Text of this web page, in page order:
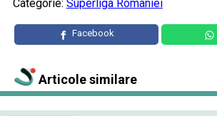
Categorie: Superliga Romaniei
Facebook
Articole similare